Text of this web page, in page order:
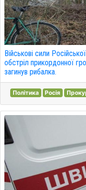
Військові сили
обстріл прикордонної
загинув рибалка.
Політика Росія